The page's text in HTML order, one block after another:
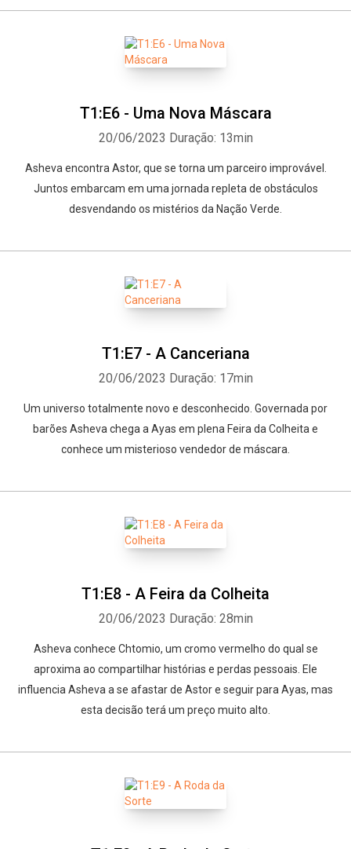
T1:E6 - Uma Nova Máscara
20/06/2023 Duração: 13min
Asheva encontra Astor, que se torna um parceiro improvável.
Juntos embarcam em uma jornada repleta de obstáculos
desvendando os mistérios da Nação Verde.
T1:E7 - A Canceriana
20/06/2023 Duração: 17min
Um universo totalmente novo e desconhecido. Governada por
barões Asheva chega a Ayas em plena Feira da Colheita e
conhece um misterioso vendedor de máscara.
T1:E8 - A Feira da Colheita
20/06/2023 Duração: 28min
Asheva conhece Chtomio, um cromo vermelho do qual se
aproxima ao compartilhar histórias e perdas pessoais. Ele
influencia Asheva a se afastar de Astor e seguir para Ayas, mas
esta decisão terá um preço muito alto.